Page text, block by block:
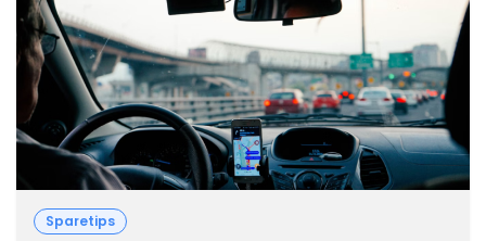
Sparetips